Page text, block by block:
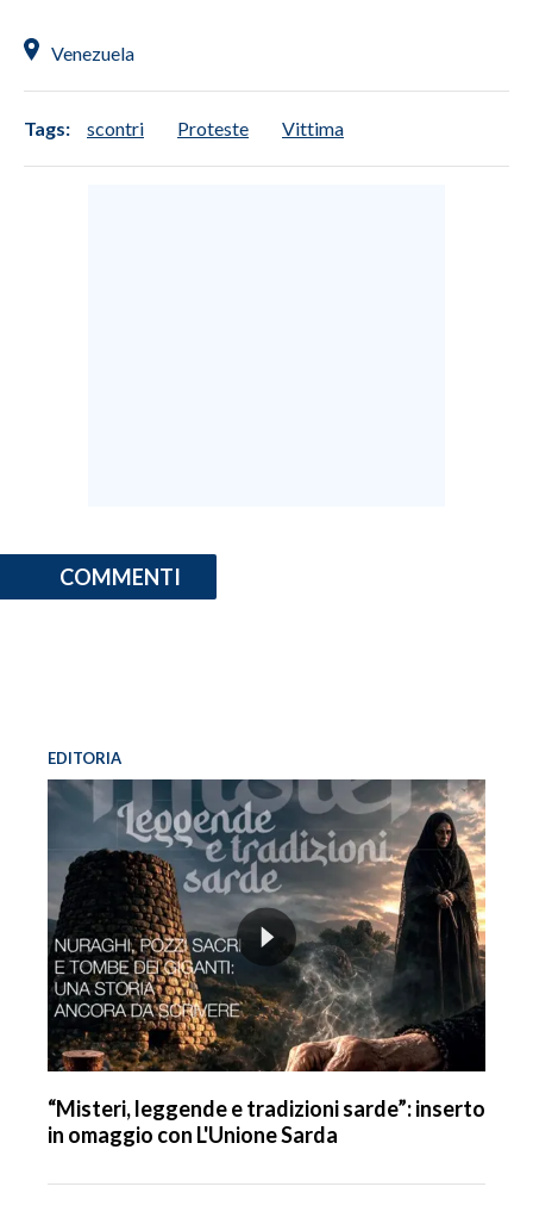
SARDEGNA TURISMO
PUBBLICITÀ
SPIAGGE
Venezuela
Tags: scontri Proteste Vittima
COMMENTI
EDITORIA
“Misteri, leggende e tradizioni sarde”: inserto
in omaggio con L'Unione Sarda